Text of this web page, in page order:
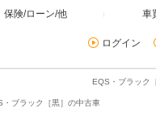
保険/ローン/他 車
ログイン
EQS・ブラック
・ブラック［黒］の中古車